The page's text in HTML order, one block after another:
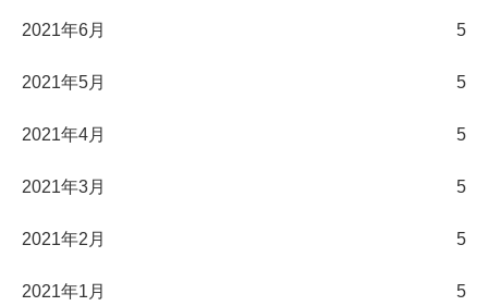
2021年6月 5
2021年5月 5
2021年4月 5
2021年3月 5
2021年2月 5
2021年1月 5